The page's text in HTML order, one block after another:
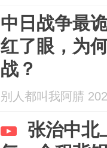
中日战争最
红了眼，为
战？
别人都叫我阿腈
张治中北